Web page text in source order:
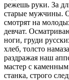
режешь руки. За
старые мужчины.
смотрят на
девчат.
ноги, груди
хлеб, толсто
раздражая наш
мастер с
станка, строго